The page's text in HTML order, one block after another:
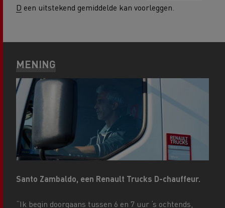
D een uitstekend gemiddelde kan voorleggen.
MENING
Santo Zambaldo, een Renault Trucks D-chauffeur.
“Ik begin doorgaans tussen 6 en 7 uur ‘s ochtends,